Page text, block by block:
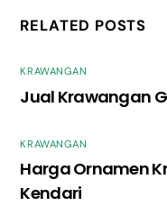
RELATED POSTS
KRAWANGAN
Jual Krawangan
KRAWANGAN
Harga Ornamen
Kendari